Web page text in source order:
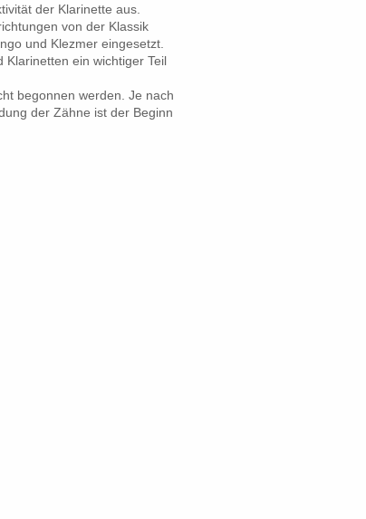
der Klarinette aus.
von der Klassik
und Klezmer eingesetzt.
Klarinetten ein wichtiger Teil
begonnen werden. Je nach
der Zähne ist der Beginn